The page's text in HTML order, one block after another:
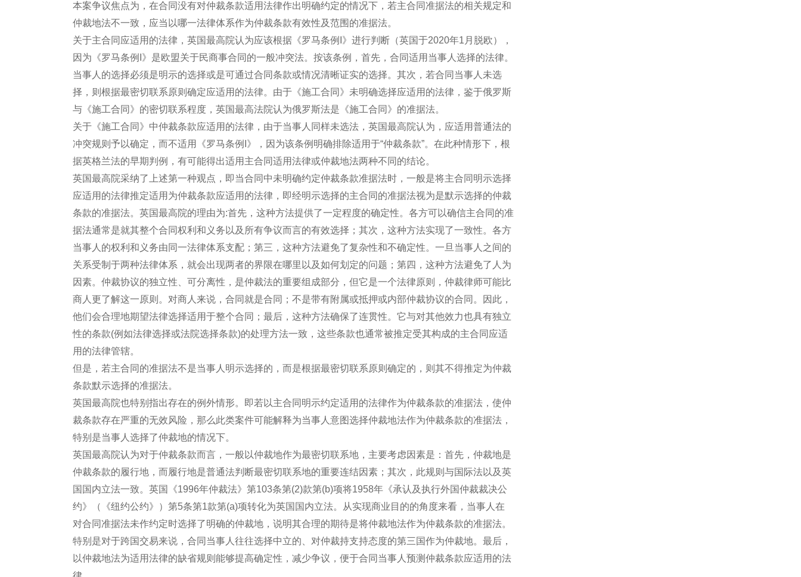
本案争议焦点为，在合同没有对仲裁条款适用法律作出明确约定的情况下，若主合同准据法的相关规定和
仲裁地法不一致，应当以哪一法律体系作为仲裁条款有效性及范围的准据法。
关于主合同应适用的法律，英国最高院认为应该根据《罗马条例I》进行判断（英国于2020年1月脱欧），
因为《罗马条例I》是欧盟关于民商事合同的一般冲突法。按该条例，首先，合同适用当事人选择的法律。
当事人的选择必须是明示的选择或是可通过合同条款或情况清晰证实的选择。其次，若合同当事人未选
择，则根据最密切联系原则确定应适用的法律。由于《施工合同》未明确选择应适用的法律，鉴于俄罗斯
与《施工合同》的密切联系程度，英国最高法院认为俄罗斯法是《施工合同》的准据法。
关于《施工合同》中仲裁条款应适用的法律，由于当事人同样未选法，英国最高院认为，应适用普通法的
冲突规则予以确定，而不适用《罗马条例I》，因为该条例明确排除适用于“仲裁条款”。在此种情形下，根
据英格兰法的早期判例，有可能得出适用主合同适用法律或仲裁地法两种不同的结论。
英国最高院采纳了上述第一种观点，即当合同中未明确约定仲裁条款准据法时，一般是将主合同明示选择
应适用的法律推定适用为仲裁条款应适用的法律，即经明示选择的主合同的准据法视为是默示选择的仲裁
条款的准据法。英国最高院的理由为:首先，这种方法提供了一定程度的确定性。各方可以确信主合同的准
据法通常是就其整个合同权利和义务以及所有争议而言的有效选择；其次，这种方法实现了一致性。各方
当事人的权利和义务由同一法律体系支配；第三，这种方法避免了复杂性和不确定性。一旦当事人之间的
关系受制于两种法律体系，就会出现两者的界限在哪里以及如何划定的问题；第四，这种方法避免了人为
因素。仲裁协议的独立性、可分离性，是仲裁法的重要组成部分，但它是一个法律原则，仲裁律师可能比
商人更了解这一原则。对商人来说，合同就是合同；不是带有附属或抵押或内部仲裁协议的合同。因此，
他们会合理地期望法律选择适用于整个合同；最后，这种方法确保了连贯性。它与对其他效力也具有独立
性的条款(例如法律选择或法院选择条款)的处理方法一致，这些条款也通常被推定受其构成的主合同应适
用的法律管辖。
但是，若主合同的准据法不是当事人明示选择的，而是根据最密切联系原则确定的，则其不得推定为仲裁
条款默示选择的准据法。
英国最高院也特别指出存在的例外情形。即若以主合同明示约定适用的法律作为仲裁条款的准据法，使仲
裁条款存在严重的无效风险，那么此类案件可能解释为当事人意图选择仲裁地法作为仲裁条款的准据法，
特别是当事人选择了仲裁地的情况下。
英国最高院认为对于仲裁条款而言，一般以仲裁地作为最密切联系地，主要考虑因素是：首先，仲裁地是
仲裁条款的履行地，而履行地是普通法判断最密切联系地的重要连结因素；其次，此规则与国际法以及英
国国内立法一致。英国《1996年仲裁法》第103条第(2)款第(b)项将1958年《承认及执行外国仲裁裁决公
约》（《纽约公约》）第5条第1款第(a)项转化为英国国内立法。从实现商业目的的角度来看，当事人在
对合同准据法未作约定时选择了明确的仲裁地，说明其合理的期待是将仲裁地法作为仲裁条款的准据法。
特别是对于跨国交易来说，合同当事人往往选择中立的、对仲裁持支持态度的第三国作为仲裁地。最后，
以仲裁地法为适用法律的缺省规则能够提高确定性，减少争议，便于合同当事人预测仲裁条款应适用的法